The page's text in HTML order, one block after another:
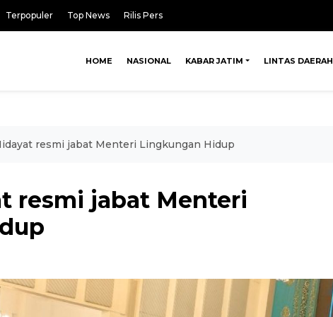
Terpopuler Top News Rilis Pers
HOME NASIONAL KABAR JATIM LINTAS DAERAH
resmi jabat Menteri Lingkungan Hidup
resmi jabat Menteri